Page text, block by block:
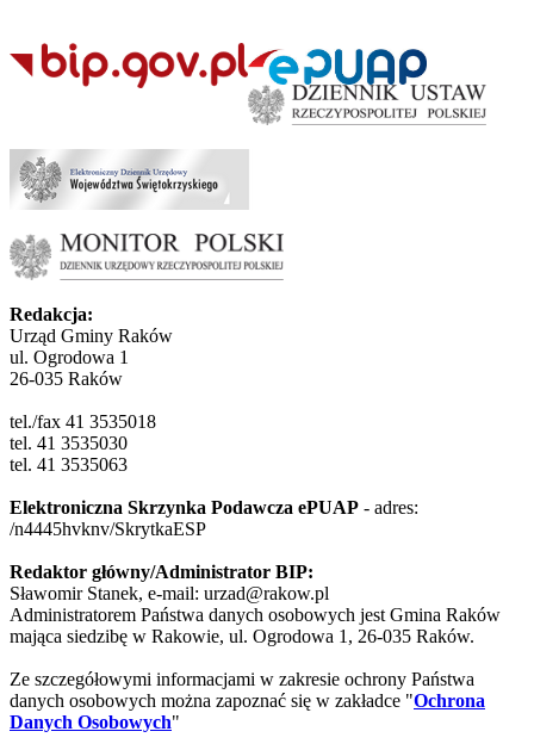
Redakcja:
Urząd Gminy Raków
ul. Ogrodowa 1
26-035 Raków
tel./fax 41 3535018
tel. 41 3535030
tel. 41 3535063
Elektroniczna Skrzynka Podawcza ePUAP - adres:
/n4445hvknv/SkrytkaESP
Redaktor główny/Administrator BIP:
Sławomir Stanek, e-mail: urzad@rakow.pl
Administratorem Państwa danych osobowych jest Gmina Raków
mająca siedzibę w Rakowie, ul. Ogrodowa 1, 26-035 Raków.
Ze szczegółowymi informacjami w zakresie ochrony Państwa
danych osobowych można zapoznać się w zakładce "Ochrona
Danych Osobowych"